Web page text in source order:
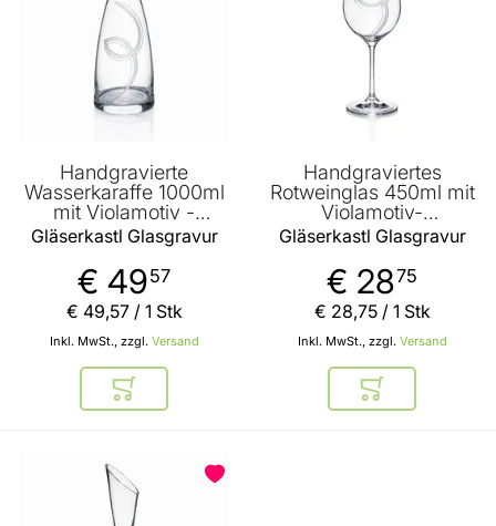
Handgravierte
Wasserkaraffe 1000ml
mit Violamotiv -
Namensgravur und
Geburtsdatum
Gläserkastl Glasgravur
€ 4957
Inkl. MwSt., zzgl. Versand
€ 49,57/ 1 Stk
In den Warenkorb
Handgraviertes
Rotweinglas 450ml mit
Violamotiv-
Namensgravur und
Geburtsdatum
Gläserkastl Glasgravur
€ 2875
Inkl. MwSt., zzgl. Versand
€ 28,75/ 1 Stk
In den